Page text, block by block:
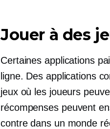
Jouer à des
Certaines applications
ligne. Des applications
jeux où les joueurs
récompenses peuvent
contredans un monde